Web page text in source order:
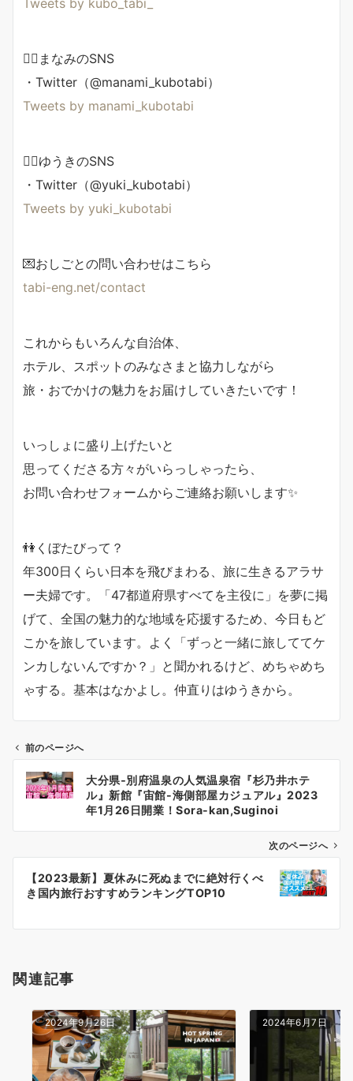
Tweets by kubo_tabi_
🙋‍♀️まなみのSNS
・Twitter（@manami_kubotabi）
Tweets by manami_kubotabi
🙋‍♂️ゆうきのSNS
・Twitter（@yuki_kubotabi）
Tweets by yuki_kubotabi
💌おしごとの問い合わせはこちら
tabi-eng.net/contact
これからもいろんな自治体、
ホテル、スポットのみなさまと協力しながら
旅・おでかけの魅力をお届けしていきたいです！
いっしょに盛り上げたいと
思ってくださる方々がいらっしゃったら、
お問い合わせフォームからご連絡お願いします✨
👫くぼたびって？
年300日くらい日本を飛びまわる、旅に生きるアラサ
ー夫婦です。「47都道府県すべてを主役に」を夢に掲
げて、全国の魅力的な地域を応援するため、今日もど
こかを旅しています。よく「ずっと一緒に旅しててケ
ンカしないんですか？」と聞かれるけど、めちゃめち
ゃする。基本はなかよし。仲直りはゆうきから。
ビ
ン
前のページへ
大分県‐別府温泉の人気温泉宿『杉乃井ホテ
ル』新館『宙館-海側部屋カジュアル』2023
年1月26日開業！Sora-kan,Suginoi
次のページへ
【2023最新】夏休みに死ぬまでに絶対行くべ
き国内旅行おすすめランキングTOP10
関連記事
2024年9月26日 2024年6月7日